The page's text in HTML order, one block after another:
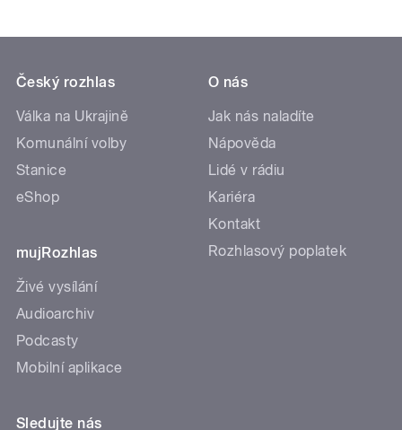
Český rozhlas
Válka na Ukrajině
Komunální volby
Stanice
eShop
mujRozhlas
Živé vysílání
Audioarchiv
Podcasty
Mobilní aplikace
O nás
Jak nás naladíte
Nápověda
Lidé v rádiu
Kariéra
Kontakt
Rozhlasový poplatek
Sledujte nás